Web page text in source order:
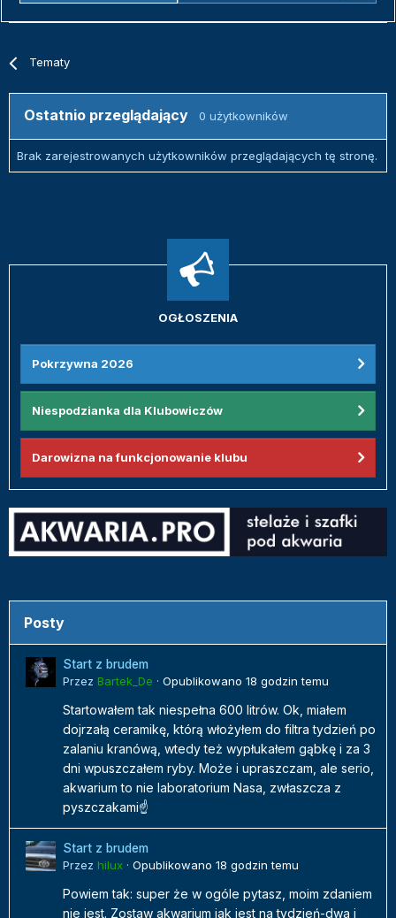
Tematy
Ostatnio przeglądający 0 użytkowników
Brak zarejestrowanych użytkowników przeglądających tę stronę.
OGŁOSZENIA
Pokrzywna 2026
Niespodzianka dla Klubowiczów
Darowizna na funkcjonowanie klubu
Posty
Start z brudem
Przez Bartek_De · Opublikowano 18 godzin temu
Startowałem tak niespełna 600 litrów. Ok, miałem
dojrzałą ceramikę, którą włożyłem do filtra tydzień po
zalaniu kranówą, wtedy też wypłukałem gąbkę i za 3
dni wpuszczałem ryby. Może i upraszczam, ale serio,
akwarium to nie laboratorium Nasa, zwłaszcza z
pyszczakami☝️
Start z brudem
Przez hilux · Opublikowano 18 godzin temu
Powiem tak: super że w ogóle pytasz, moim zdaniem
nie jest. Zostaw akwarium jak jest na tydzień-dwa i